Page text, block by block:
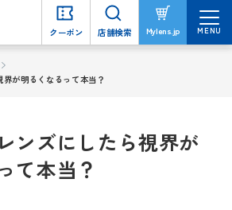
クーポン 店舗検索 Mylens.jp MENU
が明るくなるって本当？
ンズにしたら視界が
て本当？
クーポン 店舗検索 Mylens.jp MENU